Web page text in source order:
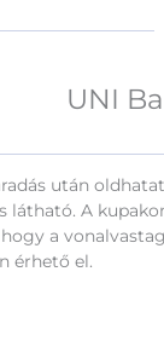
UNI
után
A
a
érhető el.